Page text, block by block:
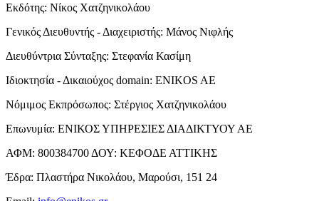
Εκδότης: Νίκος Χατζηνικολάου
Γενικός Διευθυντής - Διαχειριστής: Μάνος Νιφλής
Διευθύντρια Σύνταξης: Στεφανία Κασίμη
Ιδιοκτησία - Δικαιούχος domain: ENIKOS AE
Νόμιμος Εκπρόσωπος: Στέργιος Χατζηνικολάου
Επωνυμία: ΕΝΙΚΟΣ ΥΠΗΡΕΣΙΕΣ ΔΙΑΔΙΚΤΥΟΥ ΑΕ
ΑΦΜ: 800384700 ΔΟΥ: ΚΕΦΟΔΕ ΑΤΤΙΚΗΣ
Έδρα: Πλαστήρα Νικολάου, Μαρούσι, 151 24